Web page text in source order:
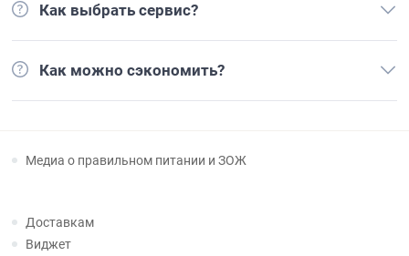
Как выбрать сервис?
Как можно сэкономить?
Медиа о правильном питании и ЗОЖ
Доставкам
Виджет